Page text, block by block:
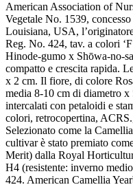
American Association of
Vegetale No. 1539,
Louisiana, USA,
Reg. No. 424, tav. a colori
Hinode-gumo x Shōwa-no-
compatto e crescita rapida.
x 2 cm. Il fiore, di colore
media 8-10 cm di diametro
intercalati con petaloidi e
colori, retrocopertina,
Selezionato come la
cultivar è stato premiato
Merit) dalla Royal
H4 (resistente: inverno
424. American Camellia